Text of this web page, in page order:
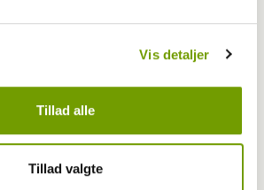
Vis detaljer
Tillad alle
Tillad valgte